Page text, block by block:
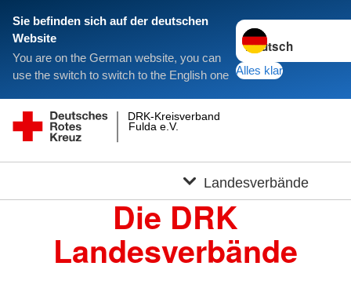
Sie befinden sich auf der deutschen
Website
You are on the German website, you can
use the switch to switch to the English one
Sprache wechseln zu
Alles klar
Fulda e.V.
DRK-Kreisverband
Landesverbände
Die DRK
Landesverbände